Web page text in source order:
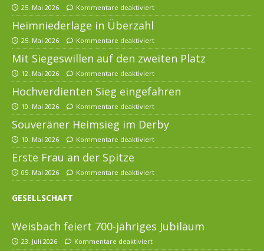
25. Mai 2026 Kommentare deaktiviert
Heimniederlage in Überzahl
25. Mai 2026 Kommentare deaktiviert
Mit Siegeswillen auf den zweiten Platz
12. Mai 2026 Kommentare deaktiviert
Hochverdienten Sieg eingefahren
10. Mai 2026 Kommentare deaktiviert
Souveräner Heimsieg im Derby
10. Mai 2026 Kommentare deaktiviert
Erste Frau an der Spitze
05. Mai 2026 Kommentare deaktiviert
GESELLSCHAFT
Weisbach feiert 700-jähriges Jubiläum
23. Juli 2026 Kommentare deaktiviert